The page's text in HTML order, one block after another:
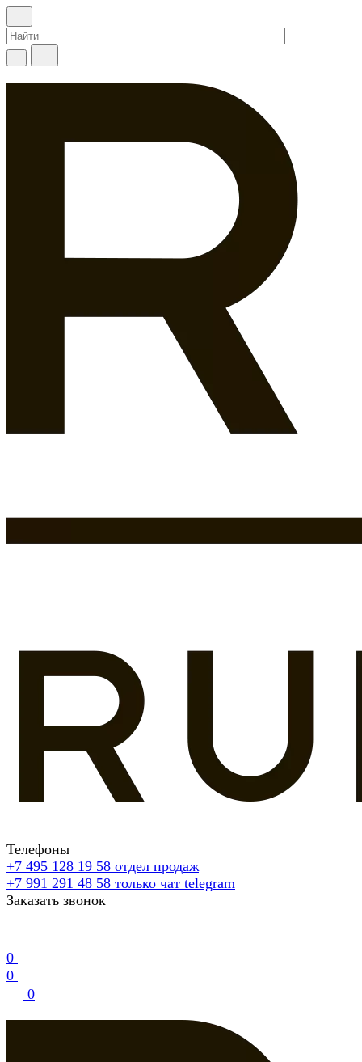
Телефоны
+7 495 128 19 58 отдел продаж
+7 991 291 48 58 только чат telegram
Заказать звонок
0
0
0